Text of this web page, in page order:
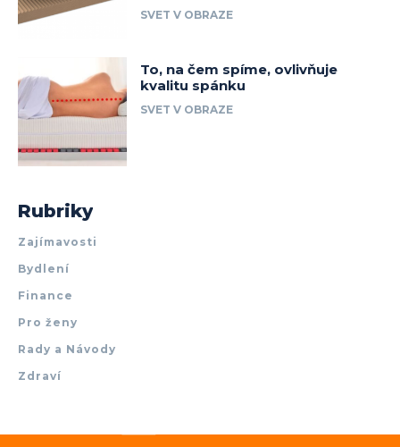
SVET V OBRAZE
To, na čem spíme, ovlivňuje
kvalitu spánku
SVET V OBRAZE
Rubriky
Zajímavosti
Bydlení
Finance
Pro ženy
Rady a Návody
Zdraví